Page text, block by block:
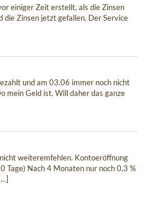
einiger Zeit erstellt, als die Zinsen
Zinsen jetzt gefallen. Der Service
und am 03.06 immer noch nicht
mein Geld ist. Will daher das ganze
weiteremfehlen. Kontoeröffnung
Tage) Nach 4 Monaten nur noch 0,3 %